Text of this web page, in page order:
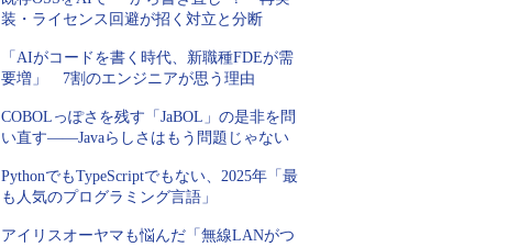
装・ライセンス回避が招く対立と分断
「AIがコードを書く時代、新職種FDEが需
要増」 7割のエンジニアが思う理由
COBOLっぽさを残す「JaBOL」の是非を問
い直す――Javaらしさはもう問題じゃない
PythonでもTypeScriptでもない、2025年「最
も人気のプログラミング言語」
アイリスオーヤマも悩んだ「無線LANがつ